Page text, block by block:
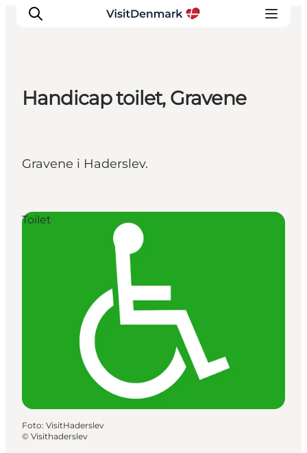
Oplevelser
Handicap toilet, Gravene
Gravene i Haderslev.
Toilet
Foto: VisitHaderslev
© Visithaderslev